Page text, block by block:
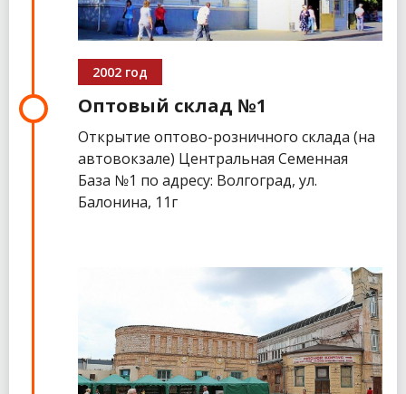
2002 год
Оптовый склад №1
Открытие оптово-розничного склада (на
автовокзале) Центральная Семенная
База №1 по адресу: Волгоград, ул.
Балонина, 11г